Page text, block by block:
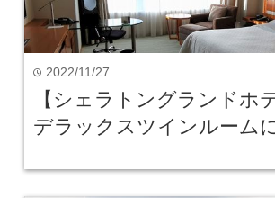
time 2022/11/27
【シェラトングランドホ
デラックスツインルーム